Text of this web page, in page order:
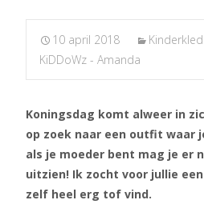
10 april 2018
KiDDoWz - Amanda
Koningsdag komt alweer in
op zoek naar een outfit waar
als je moeder bent mag je er
uitzien! Ik zocht voor jullie
zelf heel erg tof vind.